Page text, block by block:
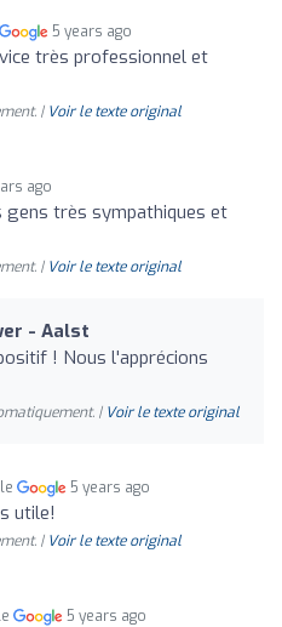
5 years ago
très professionnel et
| Voir le texte original
ago
gens très sympathiques et
| Voir le texte original
- Aalst
! Nous l'apprécions
| Voir le texte original
5 years ago
utile!
| Voir le texte original
5 years ago